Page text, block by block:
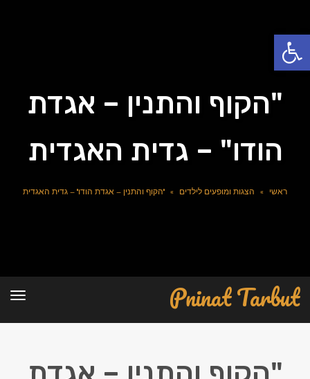
פתח סרגל נגישות
"הקוף והתנין – אגדת
הודו" – גדית האגדית
ראשי » הצגות ומופעים לילדים » "הקוף והתנין – אגדת הודו" – גדית האגדית
Pninat Tarbut